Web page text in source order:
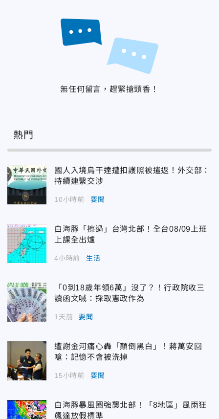
無任何留言，趕緊搶頭香！
熱門
國人入境烏干達遭扣護照被遣返！外交部：
持續連繫交涉
10小時前 要聞
白海豚「擦過」台灣北部！全台08/09上班
上課全出爐
4小時前 生活
「0到18歲年領6萬」沒了？！行政院收三
讀函文喊：採取憲政作為
1天前 要聞
遭謝金河痛心轟「顛倒黑白」！蔣萬安回
嗆：記憶不會被洗掉
15小時前 要聞
白海豚暴風圈強襲北部！「8地區」風雨狂
飆達放假標準